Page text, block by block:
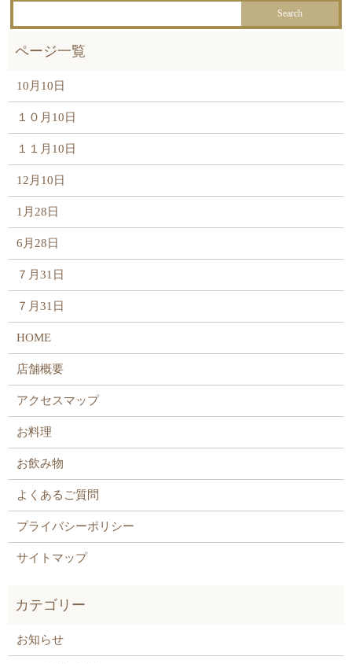
10月10日
１０月10日
１１月10日
12月10日
1月28日
6月28日
７月31日
７月31日
HOME
店舗概要
アクセスマップ
お料理
お飲み物
よくあるご質問
プライバシーポリシー
サイトマップ
お知らせ